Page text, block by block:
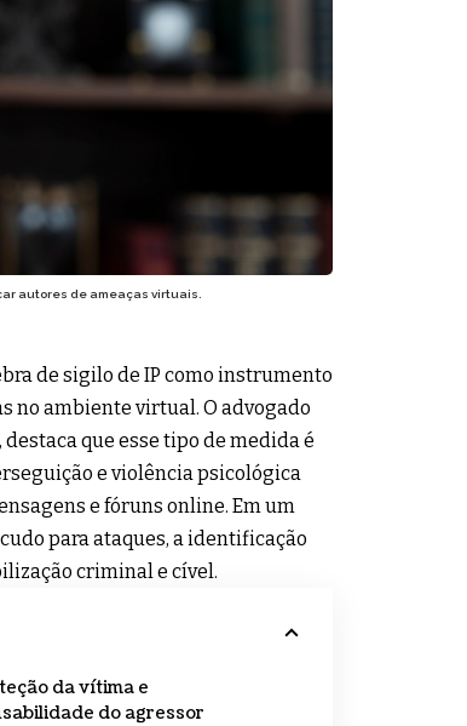
autores de ameaças virtuais.
de sigilo de IP como instrumento
no ambiente virtual. O advogado
, destaca que esse tipo de medida é
e violência psicológica
e fóruns online. Em um
para ataques, a identificação
criminal e cível.
da vítima e
do agressor